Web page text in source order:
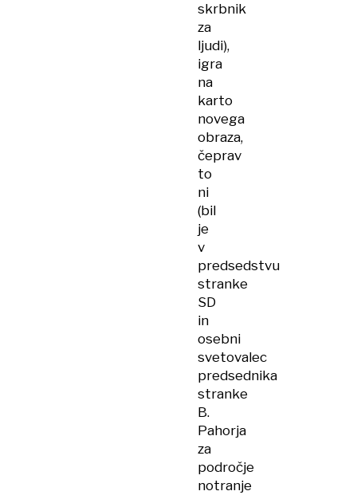
skrbnik
za
ljudi),
igra
na
karto
novega
obraza,
čeprav
to
ni
(bil
je
v
predsedstvu
stranke
SD
in
osebni
svetovalec
predsednika
stranke
B.
Pahorja
za
področje
notranje